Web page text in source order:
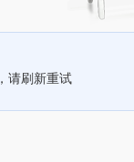
请刷新重试